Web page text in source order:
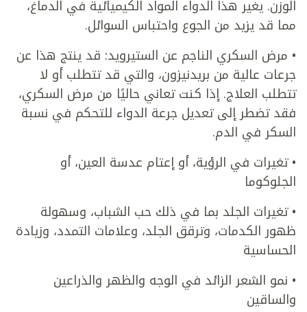
الوزن. يغير هذا الدواء المواد الكيميائية في الدماغ،
مما قد يزيد من الجوع واحتباس السوائل.
• مرض السكري الناجم عن الستيرويد: قد ينتج هذا عن
جرعات عالية من بريدنيزون، والتي قد تتطلب أو لا
تتطلب العلاج. إذا كنت تعاني حاليًا من مرض السكري،
فقد تضطر إلى تعديل جرعة الدواء للتحكم في نسبة
السكر في الدم.
• تغيرات في الرؤية، أو إعتام عدسة العين، أو
الجلوكوما
• تغيرات الجلد بما في ذلك حب الشباب، وسهولة
ظهور الكدمات، وترقق الجلد، وعلامات التمدد، وزيادة
الحساسية
• نمو الشعر الزائد في الوجه والظهر والذراعين
والساقين